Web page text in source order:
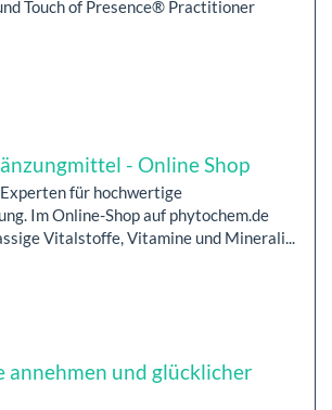
Touch of Presence® Practitioner
- Online Shop
für hochwertige
Im Online-Shop auf phytochem.de
Vitalstoffe, Vitamine und Minerali...
annehmen und glücklicher